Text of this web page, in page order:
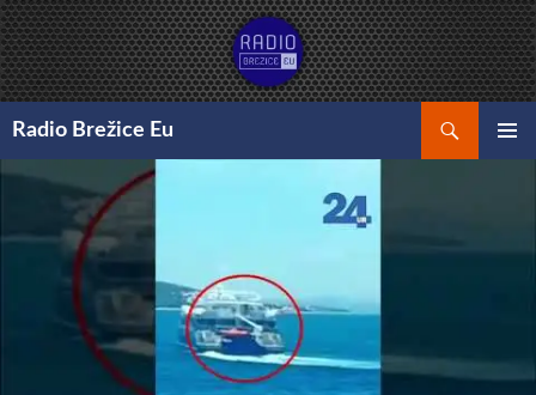
Preskoči
na
vsebino
Radio Brežice Eu